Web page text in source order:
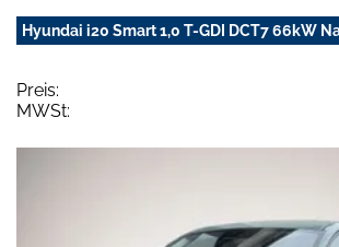
Hyundai i20 Smart 1,0 T-GDI DCT7 66kW
Preis:
MWSt: